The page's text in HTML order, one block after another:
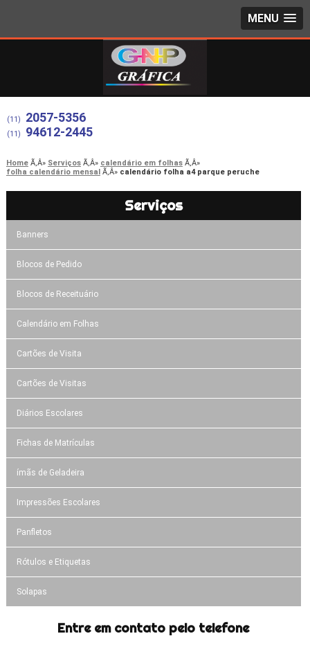
MENU
(11) 2057-5356
(11) 94612-2445
Home Serviços
calendário em folhas
folha calendário mensal
calendário folha a4 parque peruche
Serviços
Banners
Blocos de Pedido
Blocos de Receituário
Calendário em Folhas
Cartões de Visita
Cartões de Visitas
Diários Escolares
Fichas de Matrículas
ímãs de Geladeira
Impressões Escolares
Panfletos
Rótulos e Etiquetas
Solapas
Entre em contato pelo telefone